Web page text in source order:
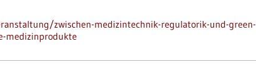
zwischen-medizintechnik-regulatorik-und-green-
medizinprodukte